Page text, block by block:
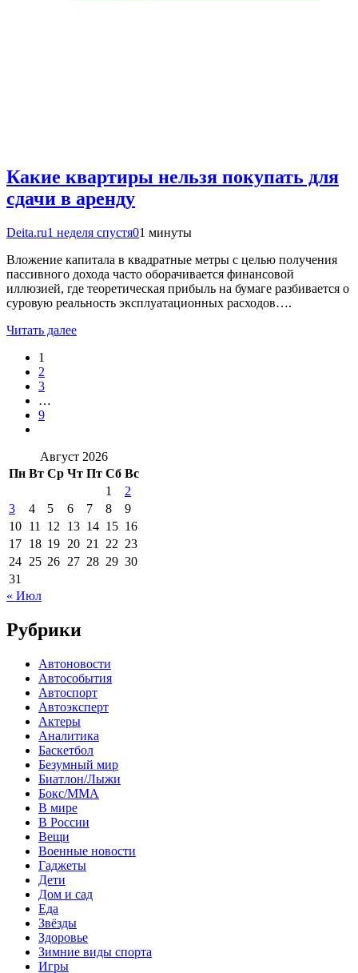
Какие квартиры нельзя покупать для
сдачи в аренду
Deita.ru1 неделя спустя01 минуты
Вложение капитала в квадратные метры с целью получения
пассивного дохода часто оборачивается финансовой
иллюзией, где теоретическая прибыль на бумаге разбивается о
суровую реальность эксплуатационных расходов….
Читать далее
1
2
3
…
9
Август 2026
Пн Вт Ср Чт Пт Сб Вс
1
2
3
4 5 6 7 8
9
10 11 12 13 14 15 16
17 18 19 20 21 22 23
24 25 26 27 28 29 30
31
« Июл
Рубрики
Автоновости
Автособытия
Автоспорт
Автоэксперт
Актеры
Аналитика
Баскетбол
Безумный мир
Биатлон/Лыжи
Бокс/MMA
В мире
В России
Вещи
Военные новости
Гаджеты
Дети
Дом и сад
Еда
Звёзды
Здоровье
Зимние виды спорта
Игры